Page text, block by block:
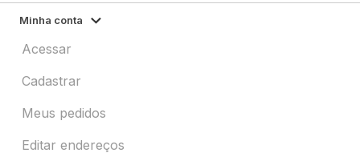
Minha conta
Acessar
Cadastrar
Meus pedidos
Editar endereços